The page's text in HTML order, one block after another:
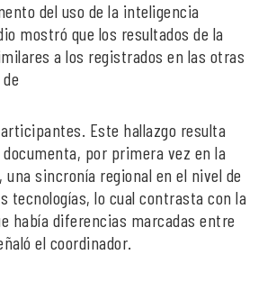
del uso de la inteligencia
mostró que los resultados de la
a los registrados en las otras
Este hallazgo resulta
por primera vez en la
sincronía regional en el nivel de
tecnologías, lo cual contrasta con la
había diferencias marcadas entre
el coordinador.